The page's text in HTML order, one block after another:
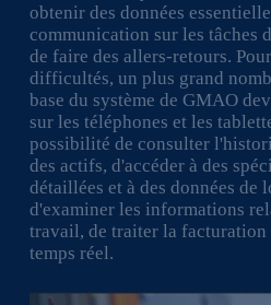
obtenir des données
communication sur les tâches
de faire des allers-retours.
difficultés, un plus grand
base du système de GMAO
sur les téléphones et les
possibilité de consulter
des actifs, d'accéder à des
détaillées et à des données de
d'examiner les informations
travail, de traiter la facturation
temps réel.